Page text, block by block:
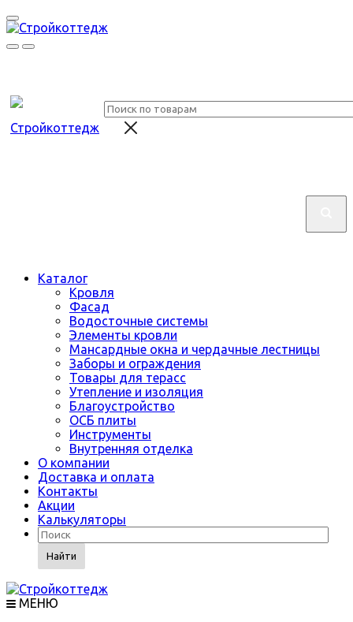
Каталог
Кровля
Фасад
Водосточные системы
Элементы кровли
Мансардные окна и чердачные лестницы
Заборы и ограждения
Товары для терасс
Утепление и изоляция
Благоустройство
ОСБ плиты
Инструменты
Внутренняя отделка
О компании
Доставка и оплата
Контакты
Акции
Калькуляторы
Найти
МЕНЮ